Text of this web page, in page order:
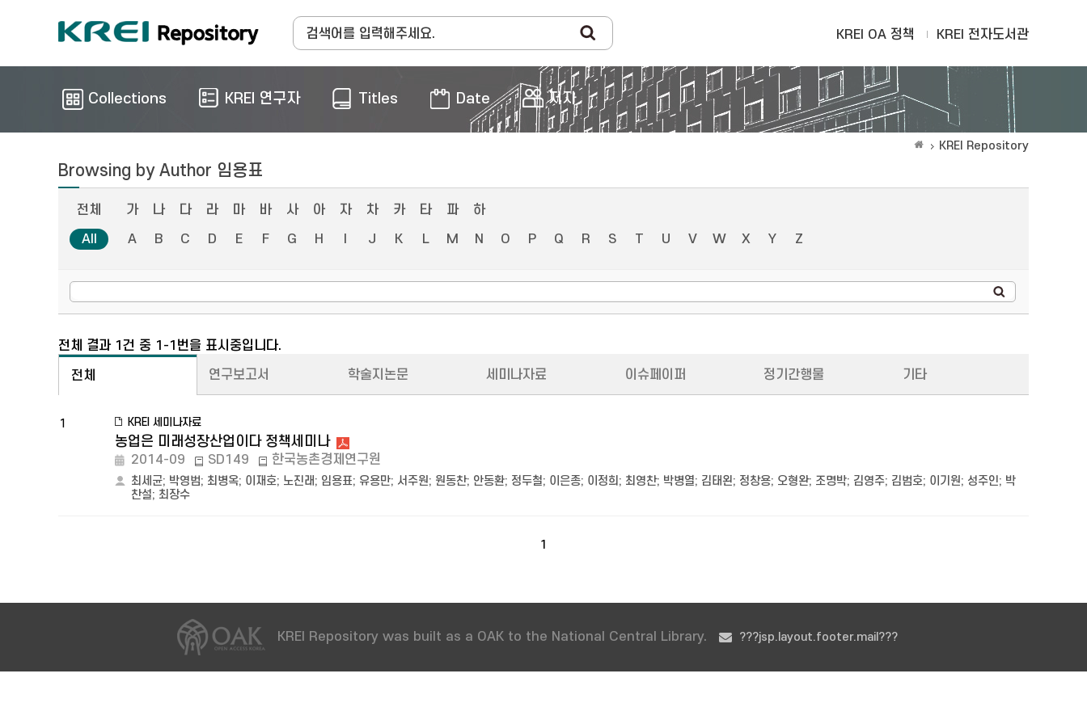
KREI OA 정책 KREI 전자도서관
Collections KREI 연구자 Titles Date 저자
KREI Repository
Browsing by Author 임용표
전체 가 나 다 라 마 바 사 아 자 차 카 타 파
하
All
A B C D E F G H J K L M N O P Q R S T U V W X Y Z
전체 결과 1건 중 1-1번을 표시중입니다.
전체 연구보고서 학술지논문 세미나자료 이슈페이퍼 정기간행물 기타
1 KREI 세미나자료
농업은 미래성장산업이다 정책세미나
2014-09 SD149 한국농촌경제연구원
최세균; 박영범; 최병옥; 이재호; 노진래; 임용표; 유용만; 서주원; 원동찬; 안동환; 정두철; 이은종; 이정희 ; 최영찬; 박병열; 김태왼; 정창용; 오형완; 조명박; 김영주; 김범호; 이기원; 성주인; 박
찬설; 최장수
1
KREI Repository was built as a OAK to the National Central Library. ???jsp.layout.footer.mail???